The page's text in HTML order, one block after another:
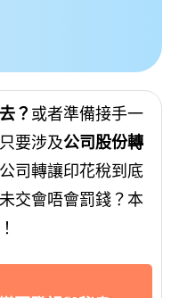
？ 或者準備接手一
要涉及公司股份轉
司轉讓印花稅到底
交會唔會罰錢？本